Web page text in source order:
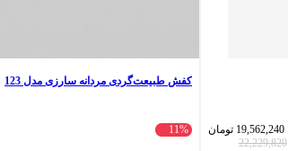
19,562,240 تومان
22,229,820
کفش طبیعت‌گردی مردانه سارزی مدل 123
11%